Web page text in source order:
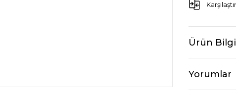
Karşılaştır
Ürün
Yorumlar